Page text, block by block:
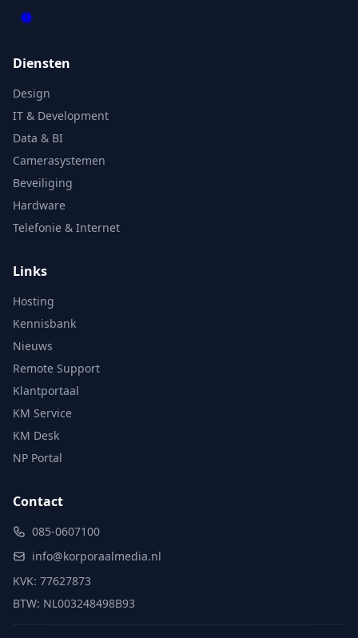
Diensten
Design
IT & Development
Data & BI
Camerasystemen
Beveiliging
Hardware
Telefonie & Internet
Links
Hosting
Kennisbank
Nieuws
Remote Support
Klantportaal
KM Service
KM Desk
NP Portal
Contact
085-0607100
info@korporaalmedia.nl
KVK: 77627873
BTW: NL003248498B93